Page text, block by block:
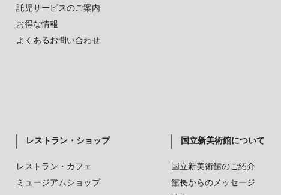
託児サービスのご案内
お得な情報
よくあるお問い合わせ
レストラン・ショップ
レストラン・カフェ
ミュージアムショップ
国立新美術館について
国立新美術館のご紹介
館長からのメッセージ